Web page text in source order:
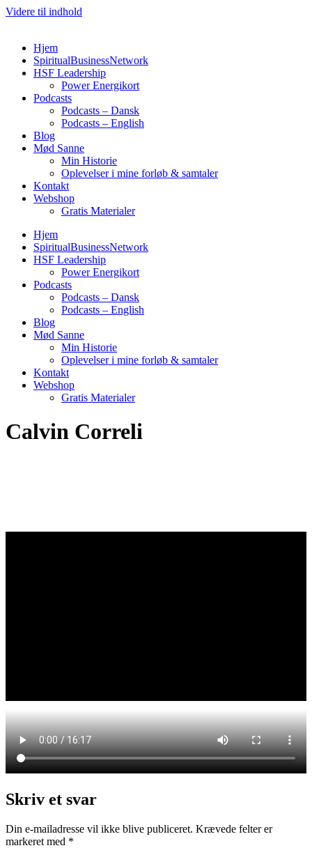
Videre til indhold
Hjem
SpiritualBusinessNetwork
HSF Leadership
Power Energikort
Podcasts
Podcasts – Dansk
Podcasts – English
Blog
Mød Sanne
Min Historie
Oplevelser i mine forløb & samtaler
Kontakt
Webshop
Gratis Materialer
Hjem
SpiritualBusinessNetwork
HSF Leadership
Power Energikort
Podcasts
Podcasts – Dansk
Podcasts – English
Blog
Mød Sanne
Min Historie
Oplevelser i mine forløb & samtaler
Kontakt
Webshop
Gratis Materialer
Calvin Correli
Skriv et svar
Din e-mailadresse vil ikke blive publiceret. Krævede felter er
markeret med *